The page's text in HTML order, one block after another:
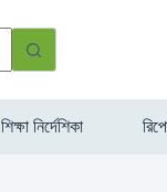
শিক্ষা নির্দেশিকা